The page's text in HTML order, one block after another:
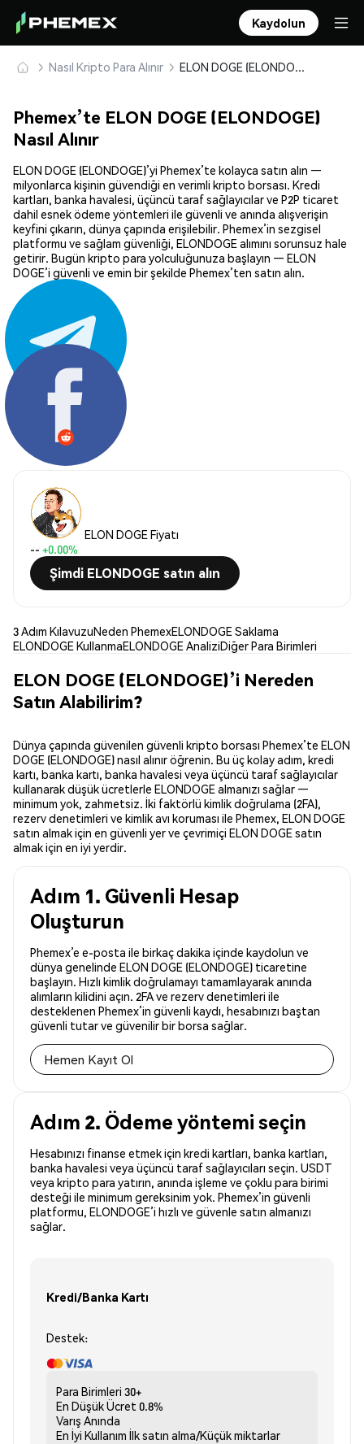
Kaydolun
Nasıl Kripto Para Alınır ELON DOGE (ELONDOGE) Güvenle Satın Alın ve Saklayın
Phemex’te ELON DOGE (ELONDOGE)
Nasıl Alınır
ELON DOGE (ELONDOGE)’yi Phemex’te kolayca satın alın —
milyonlarca kişinin güvendiği en verimli kripto borsası. Kredi
kartları, banka havalesi, üçüncü taraf sağlayıcılar ve P2P ticaret
dahil esnek ödeme yöntemleri ile güvenli ve anında alışverişin
keyfini çıkarın, dünya çapında erişilebilir. Phemex’in sezgisel
platformu ve sağlam güvenliği, ELONDOGE alımını sorunsuz hale
getirir. Bugün kripto para yolculuğunuza başlayın — ELON
DOGE’i güvenli ve emin bir şekilde Phemex’ten satın alın.
Paylaş:
ELON DOGE Fiyatı
-- +0.00%
Şimdi ELONDOGE satın alın
3 Adım KılavuzuNeden PhemexELONDOGE Saklama
ELONDOGE KullanmaELONDOGE AnaliziDiğer Para Birimleri
ELON DOGE (ELONDOGE)’i Nereden
Satın Alabilirim?
Dünya çapında güvenilen güvenli kripto borsası Phemex’te ELON
DOGE (ELONDOGE) nasıl alınır öğrenin. Bu üç kolay adım, kredi
kartı, banka kartı, banka havalesi veya üçüncü taraf sağlayıcılar
kullanarak düşük ücretlerle ELONDOGE almanızı sağlar —
minimum yok, zahmetsiz. İki faktörlü kimlik doğrulama (2FA),
rezerv denetimleri ve kimlik avı koruması ile Phemex, ELON DOGE
satın almak için en güvenli yer ve çevrimiçi ELON DOGE satın
almak için en iyi yerdir.
Adım 1. Güvenli Hesap
Oluşturun
Phemex’e e-posta ile birkaç dakika içinde kaydolun ve
dünya genelinde ELON DOGE (ELONDOGE) ticaretine
başlayın. Hızlı kimlik doğrulamayı tamamlayarak anında
alımların kilidini açın. 2FA ve rezerv denetimleri ile
desteklenen Phemex’in güvenli kaydı, hesabınızı baştan
güvenli tutar ve güvenilir bir borsa sağlar.
Hemen Kayıt Ol
Adım 2. Ödeme yöntemi seçin
Hesabınızı finanse etmek için kredi kartları, banka kartları,
banka havalesi veya üçüncü taraf sağlayıcıları seçin. USDT
veya kripto para yatırın, anında işleme ve çoklu para birimi
desteği ile minimum gereksinim yok. Phemex’in güvenli
platformu, ELONDOGE’i hızlı ve güvenle satın almanızı
sağlar.
Kredi/Banka Kartı
Destek:
Para Birimleri 30+
En Düşük Ücret 0.8%
Varış Anında
En İyi Kullanım İlk satın alma/Küçük miktarlar